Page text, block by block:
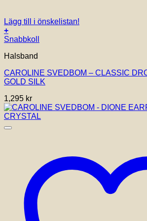
Lägg till i önskelistan!
+
Snabbkoll
Halsband
CAROLINE SVEDBOM – CLASSIC
GOLD SILK
1,295 kr